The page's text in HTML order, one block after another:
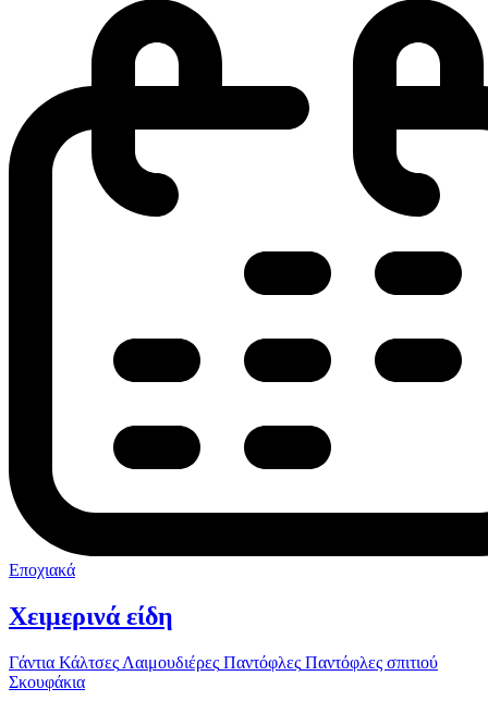
Εποχιακά
Χειμερινά είδη
Γάντια Κάλτσες Λαιμουδιέρες Παντόφλες Παντόφλες σπιτιού
Σκουφάκια